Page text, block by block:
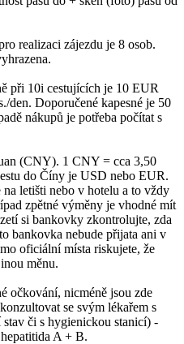
realizaci zájezdu je 8 osob.
při 10i cestujících je 10 EUR
den. Doporučené kapesné je 50
nákupů je potřeba počítat s
(CNY). 1 CNY = cca 3,50
do Číny je USD nebo EUR.
letišti nebo v hotelu a to vždy
zpětné výměny je vhodné mít
si bankovky zkontrolujte, zda
bankovka nebude přijata ani v
oficiální místa riskujete, že
měnu.
očkování, nicméně jsou zde
se svým lékařem s
či s hygienickou stanicí) -
A + B.